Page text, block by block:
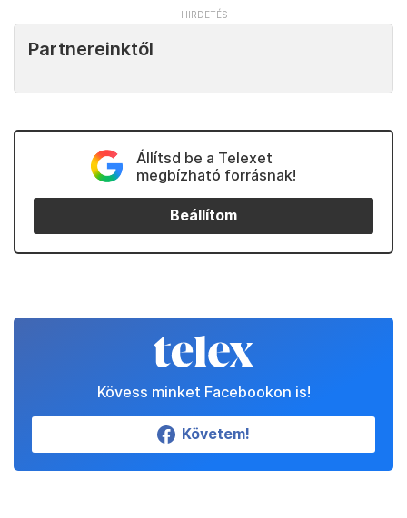
Partnereinktől
Állítsd be a Telexet
megbízható forrásnak!
Beállítom
Kövess minket Facebookon is!
Követem!